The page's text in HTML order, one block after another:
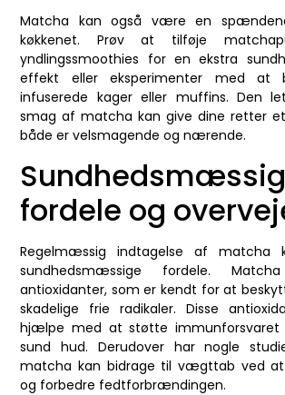
Matcha kan også være en
køkkenet. Prøv at tilføje
yndlingssmoothies for en ekstra
effekt eller eksperimenter med at
infuserede kager eller muffins. Den
smag af matcha kan give dine retter
både er velsmagende og nærende.
fordele og
Regelmæssig indtagelse af matcha
sundhedsmæssige fordele.
antioxidanter, som er kendt for at
skadelige frie radikaler. Disse
hjælpe med at støtte
sund hud. Derudover har nogle
matcha kan bidrage til vægttab ved
og forbedre fedtforbrændingen.